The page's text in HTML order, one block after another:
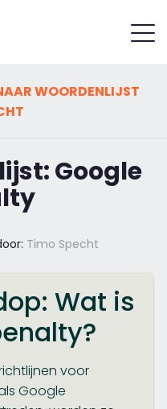
WOORDENLIJST
Google
Timo Specht
Wat is
voor
Google